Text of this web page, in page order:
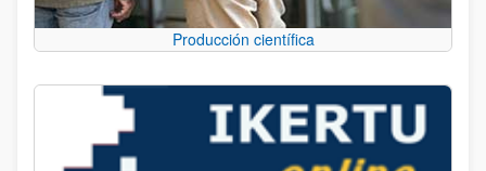
Producción científica